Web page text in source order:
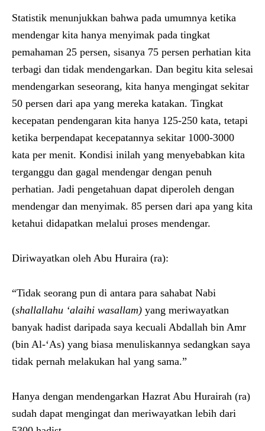
Statistik menunjukkan bahwa pada umumnya ketika
mendengar kita hanya menyimak pada tingkat
pemahaman 25 persen, sisanya 75 persen perhatian kita
terbagi dan tidak mendengarkan. Dan begitu kita selesai
mendengarkan seseorang, kita hanya mengingat sekitar
50 persen dari apa yang mereka katakan. Tingkat
kecepatan pendengaran kita hanya 125-250 kata, tetapi
ketika berpendapat kecepatannya sekitar 1000-3000
kata per menit. Kondisi inilah yang menyebabkan kita
terganggu dan gagal mendengar dengan penuh
perhatian. Jadi pengetahuan dapat diperoleh dengan
mendengar dan menyimak. 85 persen dari apa yang kita
ketahui didapatkan melalui proses mendengar.
Diriwayatkan oleh Abu Huraira (ra):
“Tidak seorang pun di antara para sahabat Nabi
(shallallahu ‘alaihi wasallam) yang meriwayatkan
banyak hadist daripada saya kecuali Abdallah bin Amr
(bin Al-‘As) yang biasa menuliskannya sedangkan saya
tidak pernah melakukan hal yang sama.”
Hanya dengan mendengarkan Hazrat Abu Hurairah (ra)
sudah dapat mengingat dan meriwayatkan lebih dari